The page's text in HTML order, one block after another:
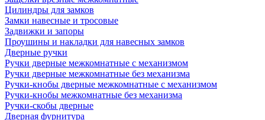
Цилиндры для замков
Замки навесные и тросовые
Задвижки и запоры
Проушины и накладки для навесных замков
Дверные ручки
Ручки дверные межкомнатные с механизмом
Ручки дверные межкомнатные без механизма
Ручки-кнобы дверные межкомнатные с механизмом
Ручки-кнобы межкомнатные без механизма
Ручки-скобы дверные
Дверная фурнитура